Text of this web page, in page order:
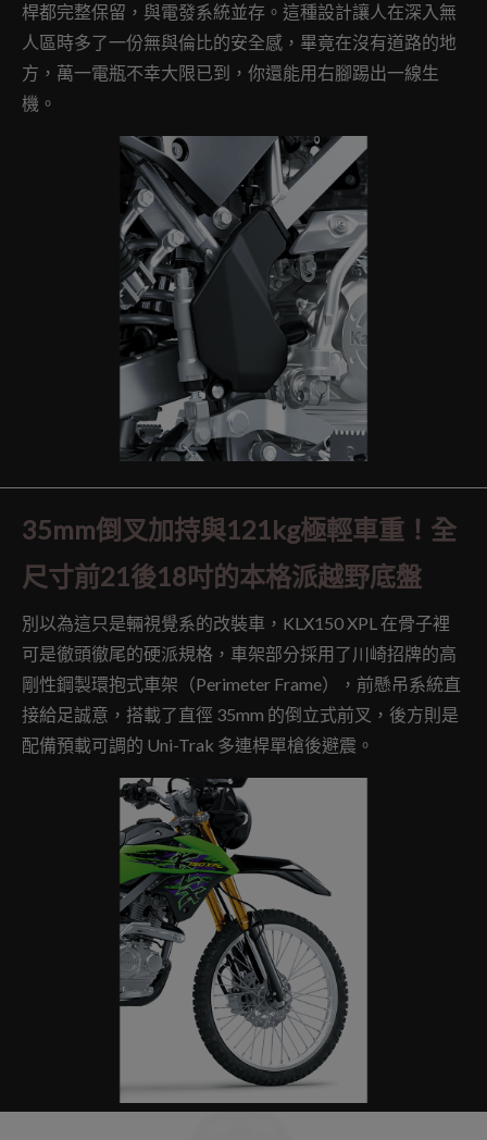
桿都完整保留，與電發系統並存。這種設計讓人在深入無
人區時多了一份無與倫比的安全感，畢竟在沒有道路的地
方，萬一電瓶不幸大限已到，你還能用右腳踢出一線生
機。
35mm倒叉加持與121kg極輕車重！全
尺寸前21後18吋的本格派越野底盤
別以為這只是輛視覺系的改裝車，KLX150 XPL 在骨子裡
可是徹頭徹尾的硬派規格，車架部分採用了川崎招牌的高
剛性鋼製環抱式車架（Perimeter Frame），前懸吊系統直
接給足誠意，搭載了直徑 35mm 的倒立式前叉，後方則是
配備預載可調的 Uni-Trak 多連桿單槍後避震。